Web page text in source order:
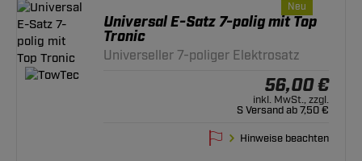
Neu
Universal E-Satz 7-polig mit Top
Tronic
Universeller 7-poliger Elektrosatz
56,00 €
inkl. MwSt., zzgl.
S Versand ab 7,50 €
Hinweise beachten